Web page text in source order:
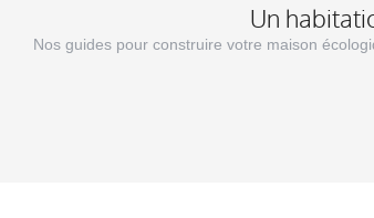
Un
Nos guides pour construire votre maison